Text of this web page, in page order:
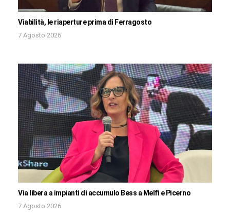
Viabilità, le riaperture prima di Ferragosto
7 Agosto 2026
Via libera a impianti di accumulo Bess a Melfi e Picerno
7 Agosto 2026